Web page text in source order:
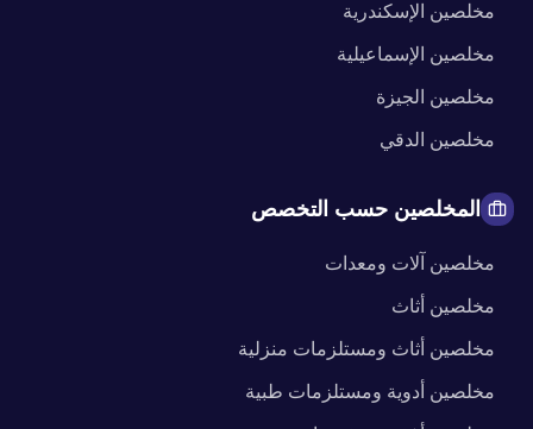
مخلصين الإسكندرية
مخلصين الإسماعيلية
مخلصين الجيزة
مخلصين الدقي
المخلصين حسب التخصص
مخلصين آلات ومعدات
مخلصين أثاث
مخلصين أثاث ومستلزمات منزلية
مخلصين أدوية ومستلزمات طبية